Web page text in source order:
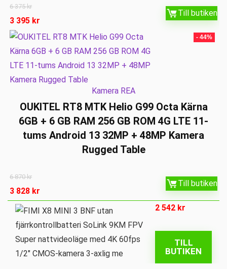
6 375kr
3 395 kr
Till butiken
- 44%
Kamera REA
OUKITEL RT8 MTK Helio G99 Octa Kärna
6GB + 6 GB RAM 256 GB ROM 4G LTE 11-
tums Android 13 32MP + 48MP Kamera
Rugged Table
6 870kr
3 828 kr
Till butiken
2 542 kr
TILL
BUTIKEN